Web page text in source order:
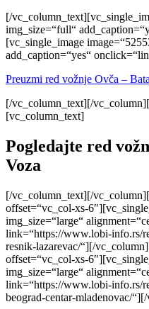
[/
img_size=“full“
[vc_single_image
add_caption=“yes“
Preuzmi red vožnje Ovča –
[/vc_column_text][/
[vc_column_text]
Pogledajte red
Voza
[/vc_column_text][/
offset=“vc_col-xs-
img_size=“large“
link=“https://www.lobi-info.rs/
resnik-lazarevac/“][/
offset=“vc_col-xs-
img_size=“large“
link=“https://www.lobi-info.rs/
beograd-centar-mladenovac/